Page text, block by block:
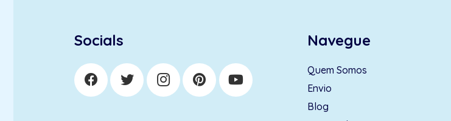
Socials Navegue
Quem Somos
Envio
Blog